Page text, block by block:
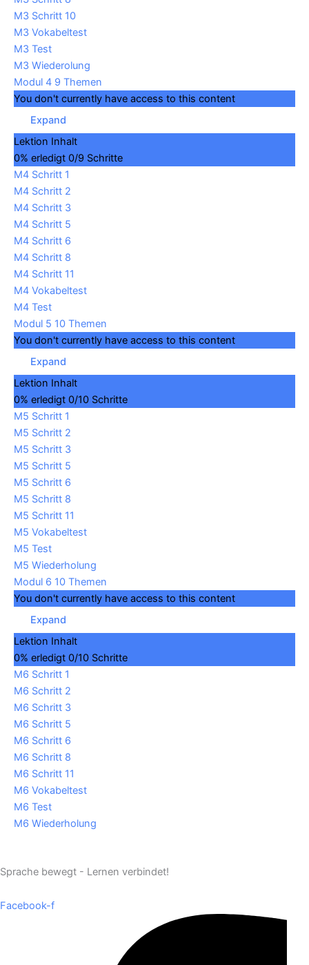
M3 Schritt 10
M3 Vokabeltest
M3 Test
M3 Wiederolung
Modul 4 9 Themen
You don't currently have access to this content
Expand
Lektion Inhalt
0% erledigt 0/9 Schritte
M4 Schritt 1
M4 Schritt 2
M4 Schritt 3
M4 Schritt 5
M4 Schritt 6
M4 Schritt 8
M4 Schritt 11
M4 Vokabeltest
M4 Test
Modul 5 10 Themen
You don't currently have access to this content
Expand
Lektion Inhalt
0% erledigt 0/10 Schritte
M5 Schritt 1
M5 Schritt 2
M5 Schritt 3
M5 Schritt 5
M5 Schritt 6
M5 Schritt 8
M5 Schritt 11
M5 Vokabeltest
M5 Test
M5 Wiederholung
Modul 6 10 Themen
You don't currently have access to this content
Expand
Lektion Inhalt
0% erledigt 0/10 Schritte
M6 Schritt 1
M6 Schritt 2
M6 Schritt 3
M6 Schritt 5
M6 Schritt 6
M6 Schritt 8
M6 Schritt 11
M6 Vokabeltest
M6 Test
M6 Wiederholung
Sprache bewegt - Lernen verbindet!
Facebook-f